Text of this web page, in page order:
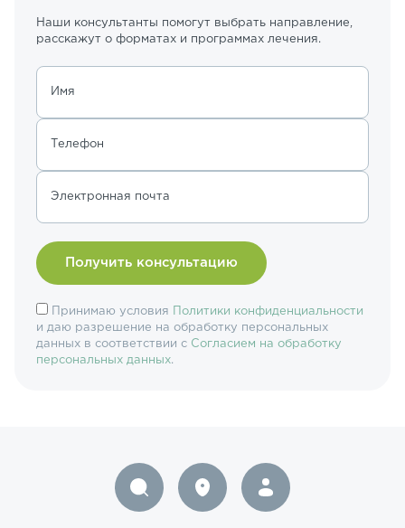
Наши консультанты помогут выбрать направление,
расскажут о форматах и программах лечения.
Имя
Телефон
Электронная почта
Принимаю условия
Политики конфиденциальности
и даю разрешение на обработку персональных
данных в соответствии с Согласием на обработку
персональных данных.